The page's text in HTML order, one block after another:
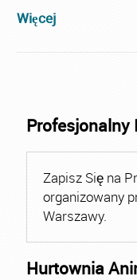
Więcej
Profesjonalny
Zapisz Się na
organizowany
Warszawy.
Hurtownia